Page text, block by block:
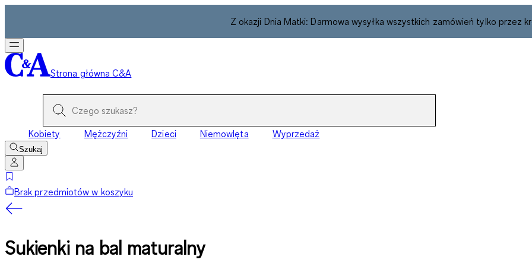
Z okazji Dnia Matki: Darmowa wysyłka wszystkich zamówień tylko przez
Strona główna C&A
Kobiety Mężczyźni Dzieci Niemowlęta Wyprzedaż
Szukaj
Brak przedmiotów w koszyku
Sukienki na bal maturalny